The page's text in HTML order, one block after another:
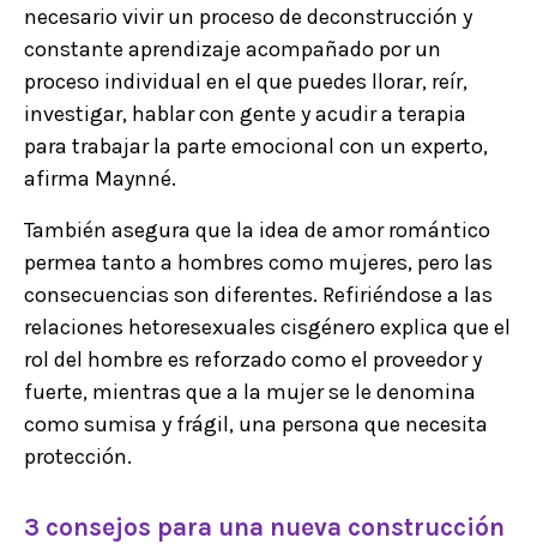
necesario vivir un proceso de deconstrucción y
constante aprendizaje acompañado por un
proceso individual en el que puedes llorar, reír,
investigar, hablar con gente y acudir a terapia
para trabajar la parte emocional con un experto,
afirma Maynné.
También asegura que la idea de amor romántico
permea tanto a hombres como mujeres, pero las
consecuencias son diferentes. Refiriéndose a las
relaciones hetoresexuales cisgénero explica que el
rol del hombre es reforzado como el proveedor y
fuerte, mientras que a la mujer se le denomina
como sumisa y frágil, una persona que necesita
protección.
3 consejos para una nueva construcción